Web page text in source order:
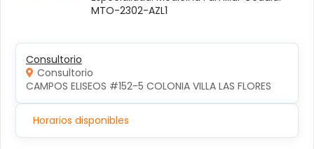
MTO-2302-AZL1
Consultorio
Consultorio
CAMPOS ELISEOS #152-5 COLONIA VILLA LAS FLORES
Horarios disponibles